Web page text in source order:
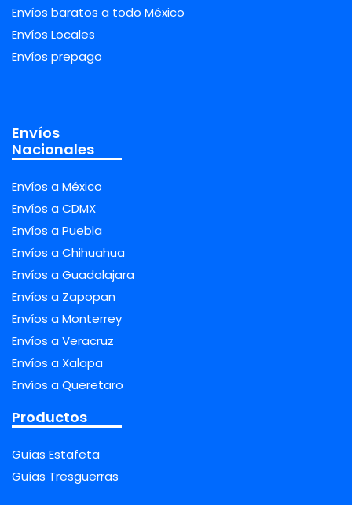
Envíos baratos a todo México
Envíos Locales
Envíos prepago
Envíos
Nacionales
Envíos a México
Envíos a CDMX
Envíos a Puebla
Envíos a Chihuahua
Envíos a Guadalajara
Envíos a Zapopan
Envíos a Monterrey
Envíos a Veracruz
Envíos a Xalapa
Envíos a Queretaro
Productos
Guías Estafeta
Guías Tresguerras